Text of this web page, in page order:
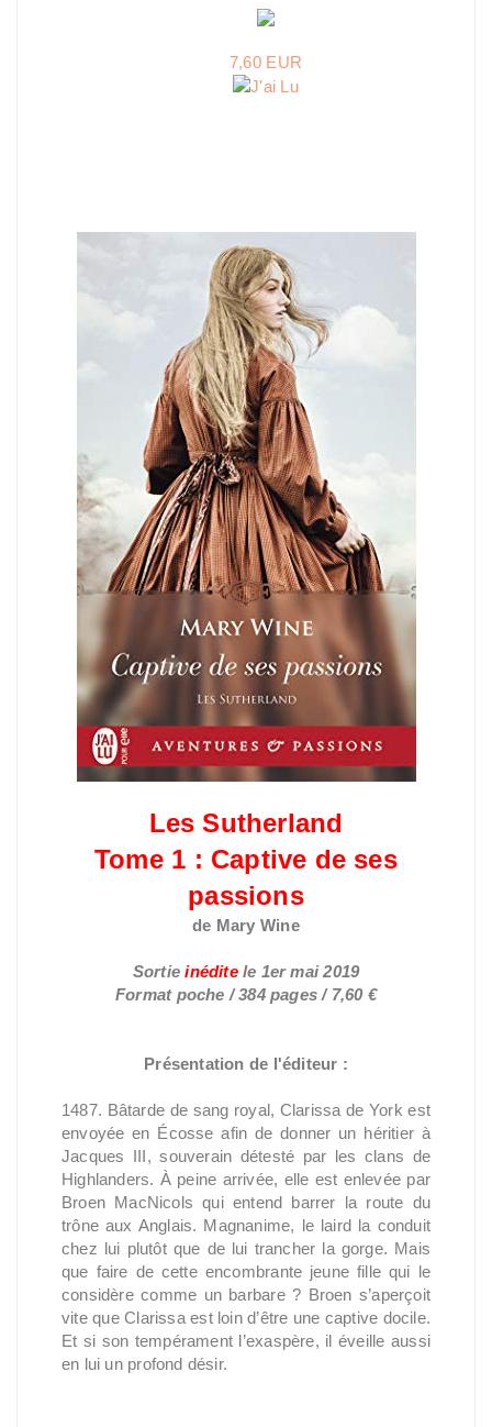
7,60 EUR
Les Sutherland
Tome 1 : Captive de ses
passions
de Mary Wine
Sortieinédite le 1er mai 2019
Format poche / 384 pages / 7,60 €
Présentation de l'éditeur :
1487. Bâtarde de sang royal, Clarissa de York est
envoyée en Écosse afin de donner un héritier à
Jacques III, souverain détesté par les clans de
Highlanders. À peine arrivée, elle est enlevée par
Broen MacNicols qui entend barrer la route du
trône aux Anglais. Magnanime, le laird la conduit
chez lui plutôt que de lui trancher la gorge. Mais
que faire de cette encombrante jeune fille qui le
considère comme un barbare ? Broen s’aperçoit
vite que Clarissa est loin d’être une captive docile.
Et si son tempérament l’exaspère, il éveille aussi
en lui un profond désir.